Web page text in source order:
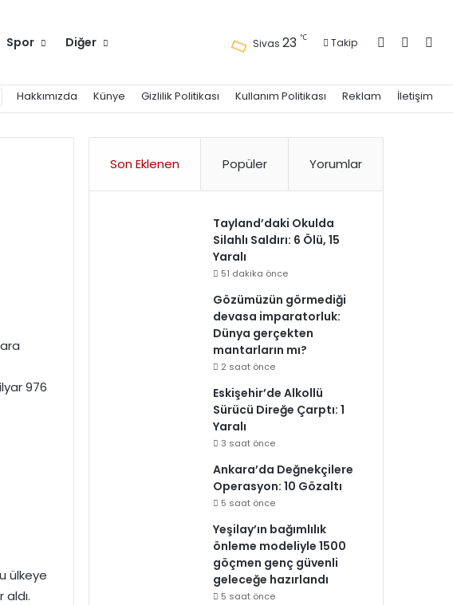
Spor Diğer Sivas 23 ℃ Takip Kayıt Ol
Hakkımızda Künye Gizlilik Politikası Kullanım Politikası Reklam İletişim
976
ülkeye
Son Eklenen Popüler Yorumlar
Tayland’daki Okulda
Silahlı Saldırı: 6 Ölü, 15
Yaralı
51 dakika önce
Gözümüzün görmediği
devasa imparatorluk:
Dünya gerçekten
mantarların mı?
2 saat önce
Eskişehir’de Alkollü
Sürücü Direğe Çarptı: 1
Yaralı
3 saat önce
Ankara’da Değnekçilere
Operasyon: 10 Gözaltı
5 saat önce
Yeşilay’ın bağımlılık
önleme modeliyle 1500
göçmen genç güvenli
geleceğe hazırlandı
5 saat önce